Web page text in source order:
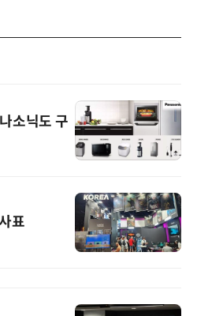
소닉도 구
표